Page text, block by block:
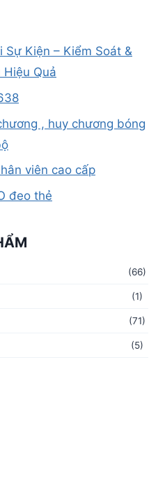
Sự Kiện – Kiểm Soát &
Hiệu Quả
, huy chương bóng
viên cao cấp
đeo thẻ
(66)
(1)
(71)
(5)